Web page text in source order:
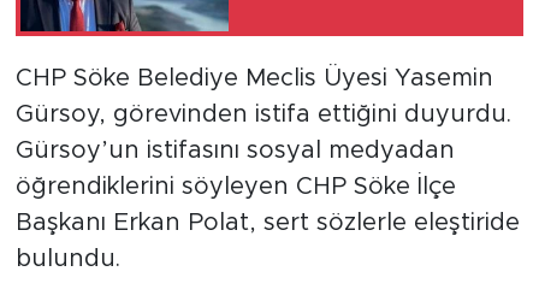
CHP Söke Belediye Meclis Üyesi Yasemin
Gürsoy, görevinden istifa ettiğini duyurdu.
Gürsoy’un istifasını sosyal medyadan
öğrendiklerini söyleyen CHP Söke İlçe
Başkanı Erkan Polat, sert sözlerle eleştiride
bulundu.